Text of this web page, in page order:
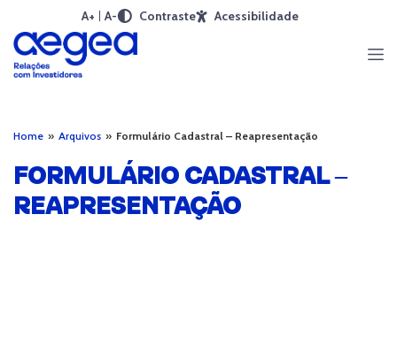
A+ A- Contraste Acessibilidade
Home » Arquivos » Formulário Cadastral – Reapresentação
FORMULÁRIO CADASTRAL –
REAPRESENTAÇÃO